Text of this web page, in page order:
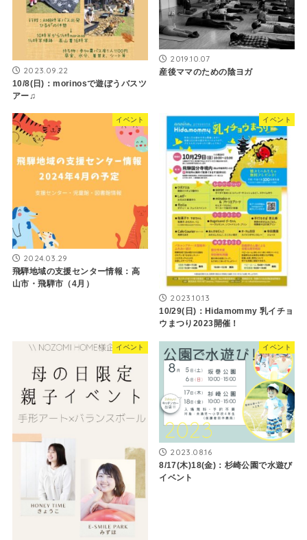
2023.09.22
10/8(日)：morinosで遊ぼうバスツ
アー♫
2019.10.07
産後ママのための陰ヨガ
イベント
2024.03.29
飛騨地域の支援センター情報：高
山市・飛騨市（4月）
イベント
2023.10.13
10/29(日)：Hidamommy 乳イチョ
ウまつり2023開催！
イベント イベント
2023.08.16
8/17(木)18(金)：杉崎公園で水遊び
イベント